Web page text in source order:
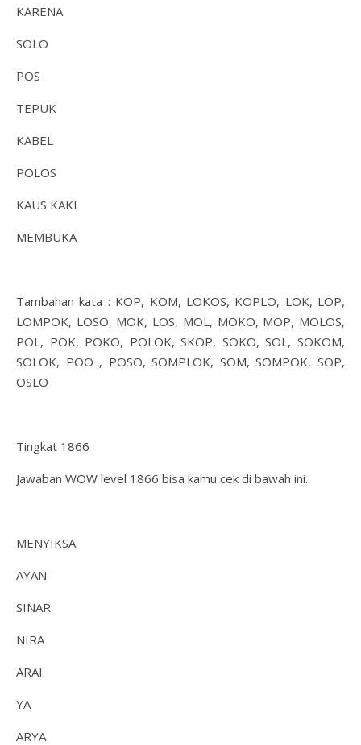
KARENA
SOLO
POS
TEPUK
KABEL
POLOS
KAUS KAKI
MEMBUKA
Tambahan kata : KOP, KOM, LOKOS, KOPLO, LOK, LOP,
LOMPOK, LOSO, MOK, LOS, MOL, MOKO, MOP, MOLOS,
POL, POK, POKO, POLOK, SKOP, SOKO, SOL, SOKOM,
SOLOK, POO , POSO, SOMPLOK, SOM, SOMPOK, SOP,
OSLO
Tingkat 1866
Jawaban WOW level 1866 bisa kamu cek di bawah ini.
MENYIKSA
AYAN
SINAR
NIRA
ARAI
YA
ARYA